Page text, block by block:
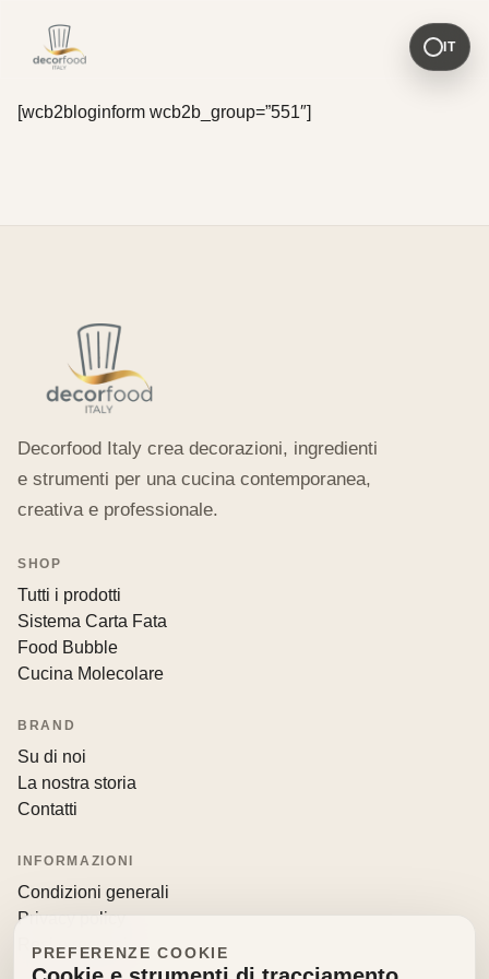
IT
[wcb2bloginform wcb2b_group=”551″]
Decorfood Italy crea decorazioni, ingredienti
e strumenti per una cucina contemporanea,
creativa e professionale.
SHOP
Tutti i prodotti
Sistema Carta Fata
Food Bubble
Cucina Molecolare
BRAND
Su di noi
La nostra storia
Contatti
INFORMAZIONI
Condizioni generali
Privacy policy
Resi e recessi
PREFERENZE COOKIE